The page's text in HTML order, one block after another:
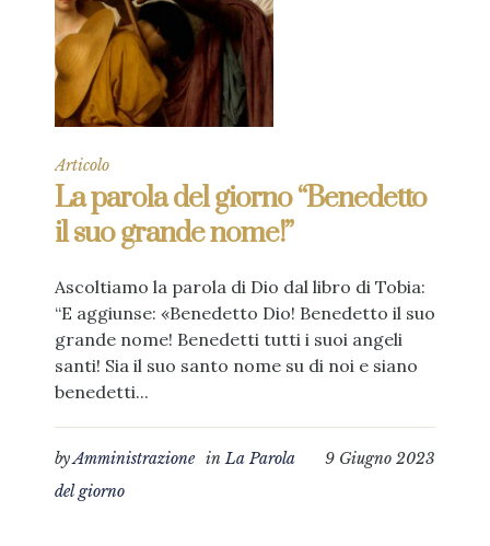
Articolo
La parola del giorno “Benedetto
il suo grande nome!”
Ascoltiamo la parola di Dio dal libro di Tobia:
“E aggiunse: «Benedetto Dio! Benedetto il suo
grande nome! Benedetti tutti i suoi angeli
santi! Sia il suo santo nome su di noi e siano
benedetti...
9 Giugno 2023
byAmministrazione inLa Parola
del giorno